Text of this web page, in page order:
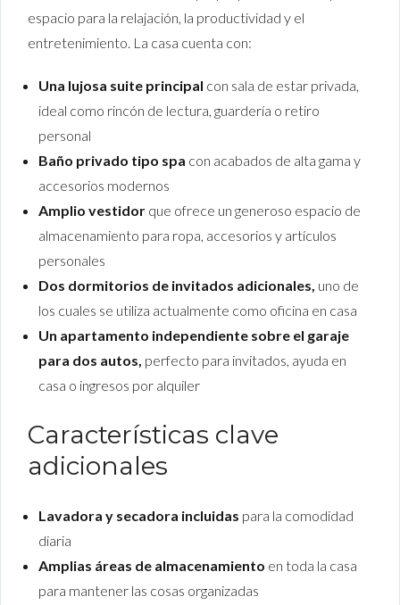
espacio para la relajación, la productividad y el
entretenimiento. La casa cuenta con:
Una lujosa suite principal con sala de estar privada,
ideal como rincón de lectura, guardería o retiro
personal
Baño privado tipo spa con acabados de alta gama y
accesorios modernos
Amplio vestidorque ofrece un generoso espacio de
almacenamiento para ropa, accesorios y artículos
personales
Dos dormitorios de invitados adicionales, uno de
los cuales se utiliza actualmente como oficina en casa
Un apartamento independiente sobre el garaje
para dos autos, perfecto para invitados, ayuda en
casa o ingresos por alquiler
Características clave
adicionales
Lavadora y secadora incluidas para la comodidad
diaria
Amplias áreas de almacenamiento en toda la casa
para mantener las cosas organizadas